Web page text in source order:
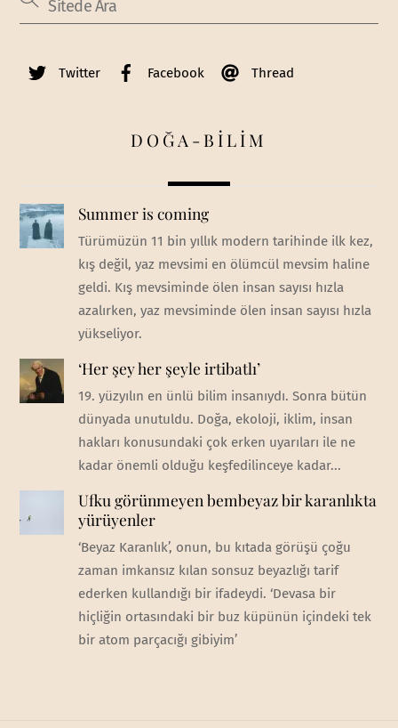
Twitter Facebook Thread
DOĞA-BİLİM
Summer is coming
Türümüzün 11 bin yıllık modern tarihinde ilk kez,
kış değil, yaz mevsimi en ölümcül mevsim haline
geldi. Kış mevsiminde ölen insan sayısı hızla
azalırken, yaz mevsiminde ölen insan sayısı hızla
yükseliyor.
‘Her şey her şeyle irtibatlı’
19. yüzyılın en ünlü bilim insanıydı. Sonra bütün
dünyada unutuldu. Doğa, ekoloji, iklim, insan
hakları konusundaki çok erken uyarıları ile ne
kadar önemli olduğu keşfedilinceye kadar...
Ufku görünmeyen bembeyaz bir karanlıkta
yürüyenler
‘Beyaz Karanlık’, onun, bu kıtada görüşü çoğu
zaman imkansız kılan sonsuz beyazlığı tarif
ederken kullandığı bir ifadeydi. ‘Devasa bir
hiçliğin ortasındaki bir buz küpünün içindeki tek
bir atom parçacığı gibiyim’